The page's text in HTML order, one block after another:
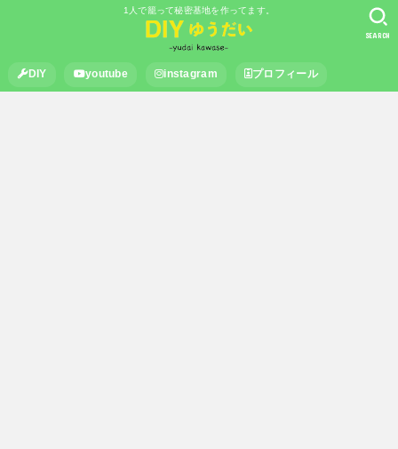
1人で籠って秘密基地を作ってます。
DIY youtube instagram プロフィール
SEARCH